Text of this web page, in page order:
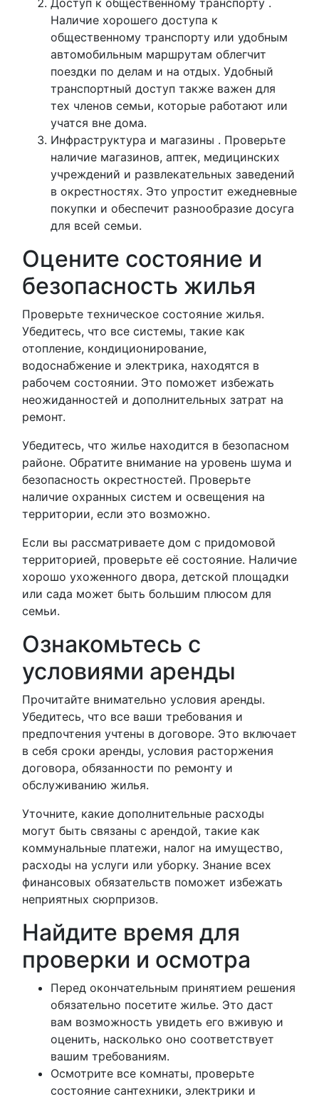
Доступ к общественному транспорту .
Наличие хорошего доступа к
общественному транспорту или удобным
автомобильным маршрутам облегчит
поездки по делам и на отдых. Удобный
транспортный доступ также важен для
тех членов семьи, которые работают или
учатся вне дома.
Инфраструктура и магазины . Проверьте
наличие магазинов, аптек, медицинских
учреждений и развлекательных заведений
в окрестностях. Это упростит ежедневные
покупки и обеспечит разнообразие досуга
для всей семьи.
Оцените состояние и
безопасность жилья
Проверьте техническое состояние жилья.
Убедитесь, что все системы, такие как
отопление, кондиционирование,
водоснабжение и электрика, находятся в
рабочем состоянии. Это поможет избежать
неожиданностей и дополнительных затрат на
ремонт.
Убедитесь, что жилье находится в безопасном
районе. Обратите внимание на уровень шума и
безопасность окрестностей. Проверьте
наличие охранных систем и освещения на
территории, если это возможно.
Если вы рассматриваете дом с придомовой
территорией, проверьте её состояние. Наличие
хорошо ухоженного двора, детской площадки
или сада может быть большим плюсом для
семьи.
Ознакомьтесь с
условиями аренды
Прочитайте внимательно условия аренды.
Убедитесь, что все ваши требования и
предпочтения учтены в договоре. Это включает
в себя сроки аренды, условия расторжения
договора, обязанности по ремонту и
обслуживанию жилья.
Уточните, какие дополнительные расходы
могут быть связаны с арендой, такие как
коммунальные платежи, налог на имущество,
расходы на услуги или уборку. Знание всех
финансовых обязательств поможет избежать
неприятных сюрпризов.
Найдите время для
проверки и осмотра
Перед окончательным принятием решения
обязательно посетите жилье. Это даст
вам возможность увидеть его вживую и
оценить, насколько оно соответствует
вашим требованиям.
Осмотрите все комнаты, проверьте
состояние сантехники, электрики и